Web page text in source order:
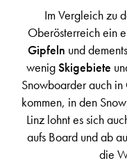
Im Vergleich zu
Oberösterreich ein
Gipfeln und
wenigSkigebiete
Snowboarder auch
kommen, in den
Linz lohnt es sich
aufs Board und ab
die